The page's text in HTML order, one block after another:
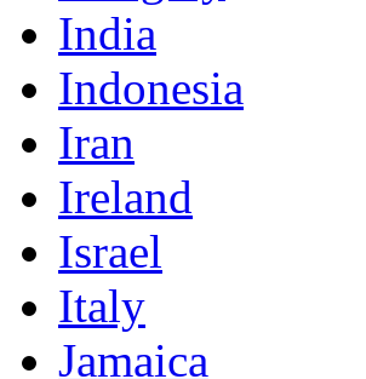
India
Indonesia
Iran
Ireland
Israel
Italy
Jamaica